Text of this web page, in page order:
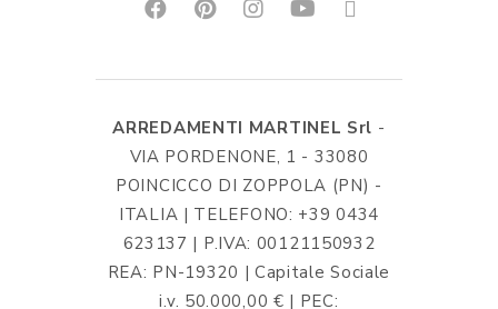
ARREDAMENTI MARTINEL Srl -
VIA PORDENONE, 1 - 33080
POINCICCO DI ZOPPOLA (PN) -
ITALIA | TELEFONO: +39 0434
623137 | P.IVA: 00121150932
REA: PN-19320 | Capitale Sociale
i.v. 50.000,00 € | PEC: